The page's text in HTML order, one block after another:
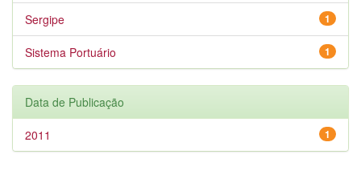
1
Sergipe
1
Sistema Portuário
Data de Publicação
1
2011